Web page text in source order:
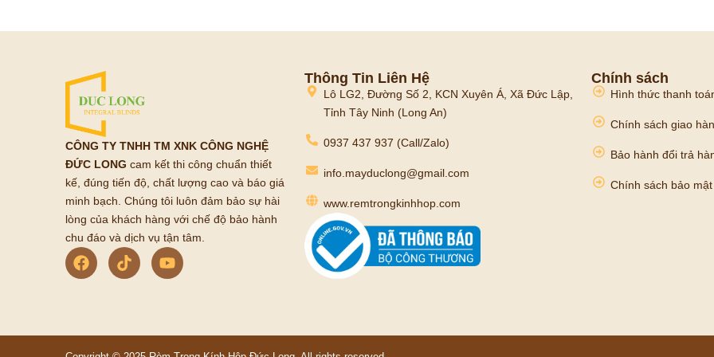
CÔNG TY TNHH TM XNK CÔNG NGHỆ
ĐỨC LONG cam kết thi công chuẩn thiết
kế, đúng tiến độ, chất lượng cao và báo giá
minh bạch. Chúng tôi luôn đảm bảo sự hài
lòng của khách hàng với chế độ bảo hành
chu đáo và dịch vụ tận tâm.
Thông Tin Liên Hệ
Lô LG2, Đường Số 2, KCN Xuyên Á, Xã Đức Lập,
Tỉnh Tây Ninh (Long An)
0937 437 937 (Call/Zalo)
info.mayduclong@gmail.com
www.remtrongkinhhop.com
Chính sách
Hình thức thanh
Chính sách giao
Bảo hành đổi trả
Chính sách bảo mật